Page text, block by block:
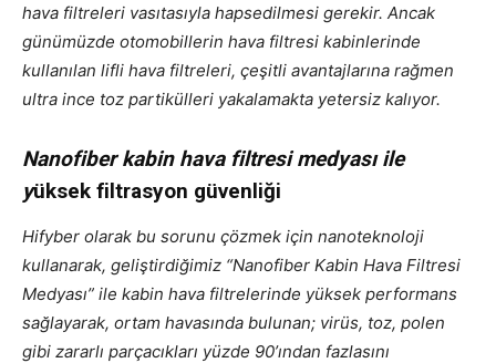
hava filtreleri vasıtasıyla hapsedilmesi gerekir. Ancak
günümüzde otomobillerin hava filtresi kabinlerinde
kullanılan lifli hava filtreleri, çeşitli avantajlarına rağmen
ultra ince toz partikülleri yakalamakta yetersiz kalıyor.
Nanofiber kabin hava filtresi medyası ile
yüksek filtrasyon güvenliği
Hifyber olarak bu sorunu çözmek için nanoteknoloji
kullanarak, geliştirdiğimiz “Nanofiber Kabin Hava Filtresi
Medyası” ile kabin hava filtrelerinde yüksek performans
sağlayarak, ortam havasında bulunan; virüs, toz, polen
gibi zararlı parçacıkları yüzde 90’ından fazlasını